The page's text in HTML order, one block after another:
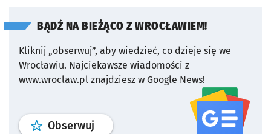
BĄDŹ NA BIEŻĄCO Z WROCŁAWIEM!
Kliknij „obserwuj”, aby wiedzieć, co dzieje się we
Wrocławiu. Najciekawsze wiadomości z
www.wroclaw.pl znajdziesz w Google News!
Obserwuj profil serwisu